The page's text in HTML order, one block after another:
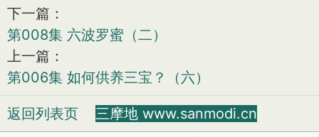
下一篇：
第008集 六波罗蜜（二）
上一篇：
第006集 如何供养三宝？（六）
返回列表页 三摩地 www.sanmodi.cn